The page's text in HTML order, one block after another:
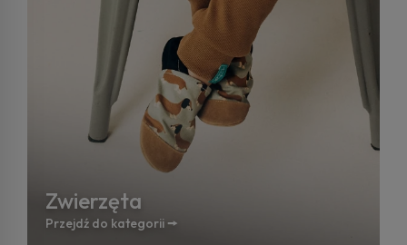
Zwierzęta
Przejdź do kategorii 🠚